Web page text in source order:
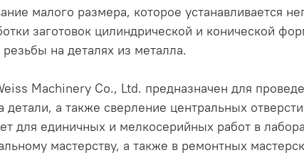
малого размера, которое устанавливается
заготовок цилиндрической и конической
на деталях из металла.
Machinery Co., Ltd. предназначен для
детали, а также сверление центральных
для единичных и мелкосерийных работ в
мастерству, а также в ремонтных